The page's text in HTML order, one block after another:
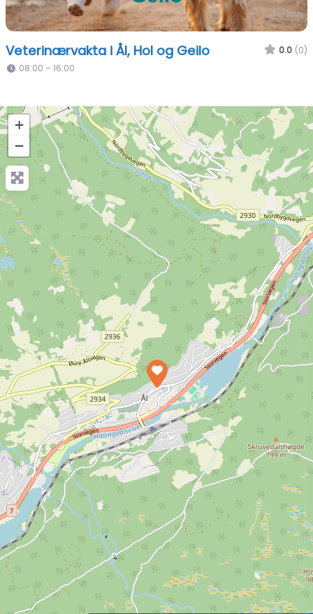
Veterinærvakta i Ål, Hol og Geilo 0.0 (0)
08:00 – 16:00
+
−